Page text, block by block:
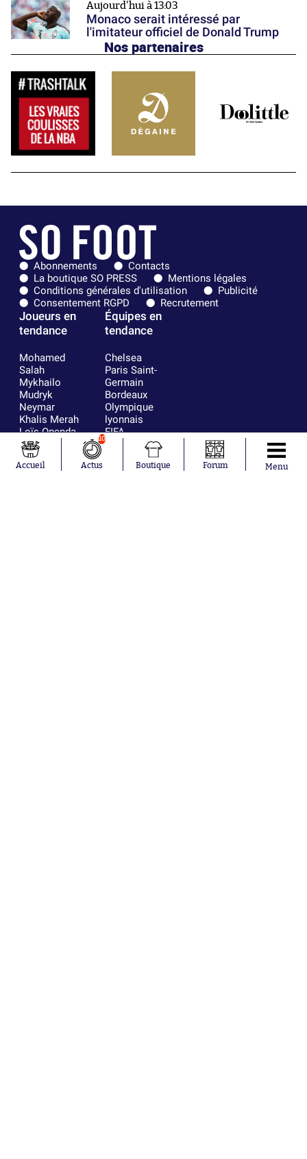
Aujourd'hui à 13:03
Monaco serait intéressé par
l'imitateur officiel de Donald Trump
Nos partenaires
Abonnements
Contacts
La boutique SO PRESS
Mentions légales
Conditions générales d'utilisation
Publicité
Consentement RGPD
Recrutement
Joueurs en
tendance
Mohamed
Salah
Mykhailo
Mudryk
Neymar
Khalis Merah
Loïs Openda
Moussa
Niakhaté
Nicolás
Équipes en
tendance
Chelsea
Paris Saint-
Germain
Bordeaux
Olympique
lyonnais
FIFA
Real Madrid
RC Strasbourg
AC Milan
Accueil
10
Actus Boutique Forum Menu